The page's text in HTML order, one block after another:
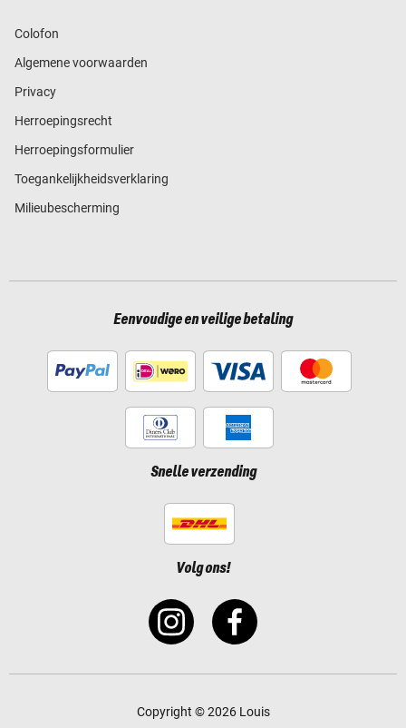
Colofon
Algemene voorwaarden
Privacy
Herroepingsrecht
Herroepingsformulier
Toegankelijkheidsverklaring
Milieubescherming
Eenvoudige en veilige betaling
Snelle verzending
Volg ons!
Copyright © 2026 Louis